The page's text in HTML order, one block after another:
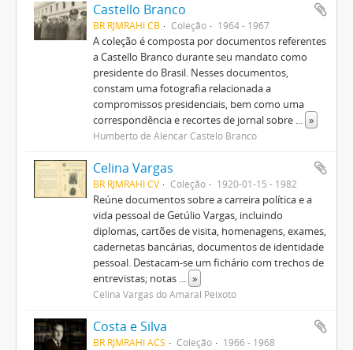
Castello Branco
BR RJMRAHI CB Coleção 1964 - 1967
A coleção é composta por documentos referentes
a Castello Branco durante seu mandato como
presidente do Brasil. Nesses documentos,
constam uma fotografia relacionada a
compromissos presidenciais, bem como uma
correspondência e recortes de jornal sobre ... »
Humberto de Alencar Castelo Branco
Celina Vargas
BR RJMRAHI CV Coleção 1920-01-15 - 1982
Reúne documentos sobre a carreira política e a
vida pessoal de Getúlio Vargas, incluindo
diplomas, cartões de visita, homenagens, exames,
cadernetas bancárias, documentos de identidade
pessoal. Destacam-se um fichário com trechos de
entrevistas; notas ... »
Celina Vargas do Amaral Peixoto
Costa e Silva
BR RJMRAHI ACS Coleção 1966 - 1968